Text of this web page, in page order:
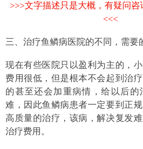
>>>文字描述只是大概，有疑问
<<<
三、治疗鱼鳞病医院的不同，需要
现在有些医院只以盈利为主的，
费用很低，但是根本不会起到治
的甚至还会加重病情，给以后的
难，因此鱼鳞病患者一定要到正
高质量的治疗，该病，解决复发
治疗费用。